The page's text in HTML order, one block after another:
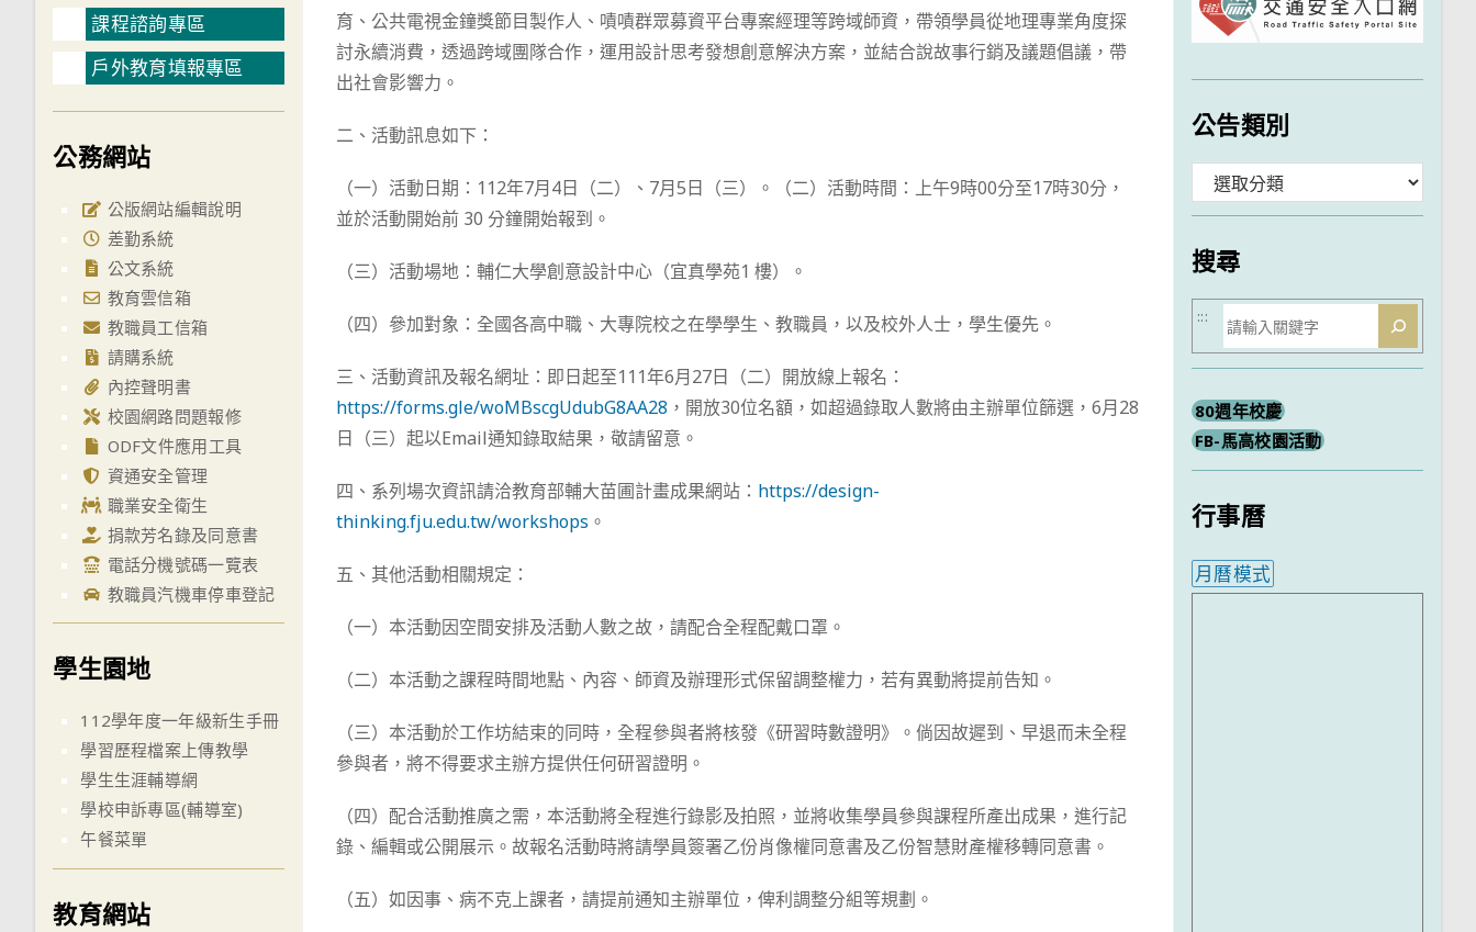
育、公共電視金鐘獎節目製作人、嘖嘖群眾募資平台專案經理等跨域師資，帶領學員從地理專業角度探
討永續消費，透過跨域團隊合作，運用設計思考發想創意解決方案，並結合說故事行銷及議題倡議，帶
出社會影響力。
二、活動訊息如下：
（一）活動日期：112年7月4日（二）、7月5日（三）。（二）活動時間：上午9時00分至17時30分，
並於活動開始前 30 分鐘開始報到。
（三）活動場地：輔仁大學創意設計中心（宜真學苑1 樓）。
（四）參加對象：全國各高中職、大專院校之在學學生、教職員，以及校外人士，學生優先。
三、活動資訊及報名網址：即日起至111年6月27日（二）開放線上報名：
https://forms.gle/woMBscgUdubG8AA28 ，開放30位名額，如超過錄取人數將由主辦單位篩選，6月28
日（三）起以Email通知錄取結果，敬請留意。
四、系列場次資訊請洽教育部輔大苗圃計畫成果網站： https://design-
thinking.fju.edu.tw/workshops 。
五、其他活動相關規定：
（一）本活動因空間安排及活動人數之故，請配合全程配戴口罩。
（二）本活動之課程時間地點、內容、師資及辦理形式保留調整權力，若有異動將提前告知。
（三）本活動於工作坊結束的同時，全程參與者將核發《研習時數證明》。倘因故遲到、早退而未全程
參與者，將不得要求主辦方提供任何研習證明。
（四）配合活動推廣之需，本活動將全程進行錄影及拍照，並將收集學員參與課程所產出成果，進行記
錄、編輯或公開展示。故報名活動時將請學員簽署乙份肖像權同意書及乙份智慧財產權移轉同意書。
（五）如因事、病不克上課者，請提前通知主辦單位，俾利調整分組等規劃。
課程諮詢專區
戶外教育填報專區
公務網站
公版網站編輯說明
差勤系統
公文系統
教育雲信箱
教職員工信箱
請購系統
內控聲明書
校園網路問題報修
ODF文件應用工具
資通安全管理
職業安全衛生
捐款芳名錄及同意書
電話分機號碼一覽表
教職員汽機車停車登記
學生園地
112學年度一年級新生手冊
學習歷程檔案上傳教學
學生生涯輔導網
學校申訴專區(輔導室)
午餐菜單
教育網站
公告類別
類
搜尋
搜
尋
:::
80週年校慶
FB-馬高校園活動
行事曆
月曆模式